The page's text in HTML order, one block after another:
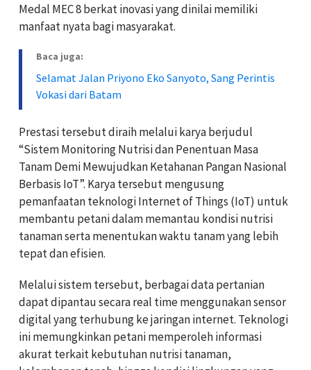
Medal MEC 8 berkat inovasi yang dinilai memiliki
manfaat nyata bagi masyarakat.
Baca juga:
Selamat Jalan Priyono Eko Sanyoto, Sang Perintis
Vokasi dari Batam
Prestasi tersebut diraih melalui karya berjudul
“Sistem Monitoring Nutrisi dan Penentuan Masa
Tanam Demi Mewujudkan Ketahanan Pangan Nasional
Berbasis IoT”. Karya tersebut mengusung
pemanfaatan teknologi Internet of Things (IoT) untuk
membantu petani dalam memantau kondisi nutrisi
tanaman serta menentukan waktu tanam yang lebih
tepat dan efisien.
Melalui sistem tersebut, berbagai data pertanian
dapat dipantau secara real time menggunakan sensor
digital yang terhubung ke jaringan internet. Teknologi
ini memungkinkan petani memperoleh informasi
akurat terkait kebutuhan nutrisi tanaman,